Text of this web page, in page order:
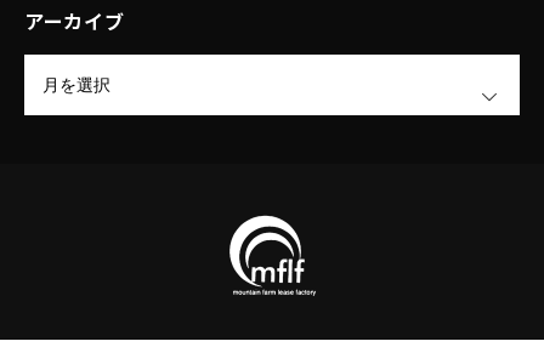
アーカイブ